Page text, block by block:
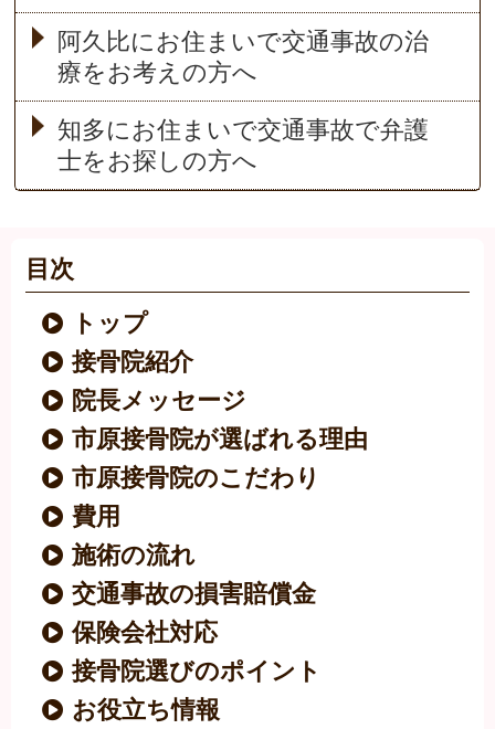
阿久比にお住まいで交通事故の治
療をお考えの方へ
知多にお住まいで交通事故で弁護
士をお探しの方へ
目次
トップ
接骨院紹介
院長メッセージ
市原接骨院が選ばれる理由
市原接骨院のこだわり
費用
施術の流れ
交通事故の損害賠償金
保険会社対応
接骨院選びのポイント
お役立ち情報